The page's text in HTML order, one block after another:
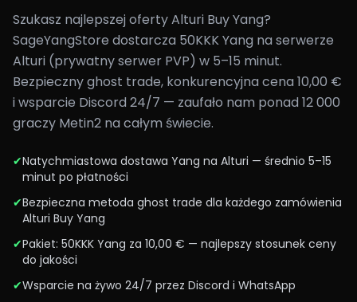
Szukasz najlepszej oferty Alturi Buy Yang?
SageYangStore dostarcza 50KKK Yang na serwerze
Alturi (prywatny serwer PVP) w 5–15 minut.
Bezpieczny ghost trade, konkurencyjna cena 10,00 €
i wsparcie Discord 24/7 — zaufało nam ponad 12 000
graczy Metin2 na całym świecie.
✔Natychmiastowa dostawa Yang na Alturi — średnio 5–15
minut po płatności
✔Bezpieczna metoda ghost trade dla każdego zamówienia
Alturi Buy Yang
✔Pakiet: 50KKK Yang za 10,00 € — najlepszy stosunek ceny
do jakości
✔Wsparcie na żywo 24/7 przez Discord i WhatsApp